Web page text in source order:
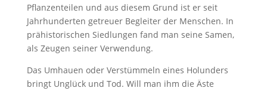
Pflanzenteilen und aus diesem Grund ist er seit
Jahrhunderten getreuer Begleiter der Menschen. In
prähistorischen Siedlungen fand man seine Samen,
als Zeugen seiner Verwendung.
Das Umhauen oder Verstümmeln eines Holunders
bringt Unglück und Tod. Will man ihm die Äste